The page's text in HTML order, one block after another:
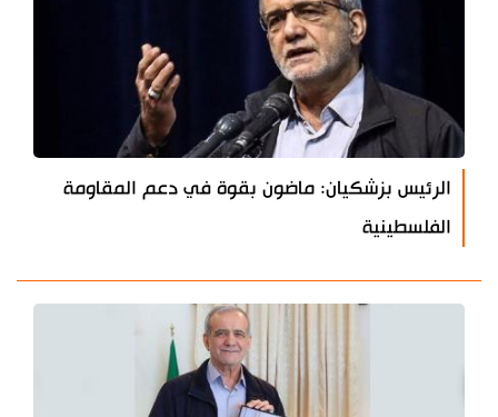
الرئيس بزشكيان: ماضون بقوة في دعم المقاومة
الفلسطينية